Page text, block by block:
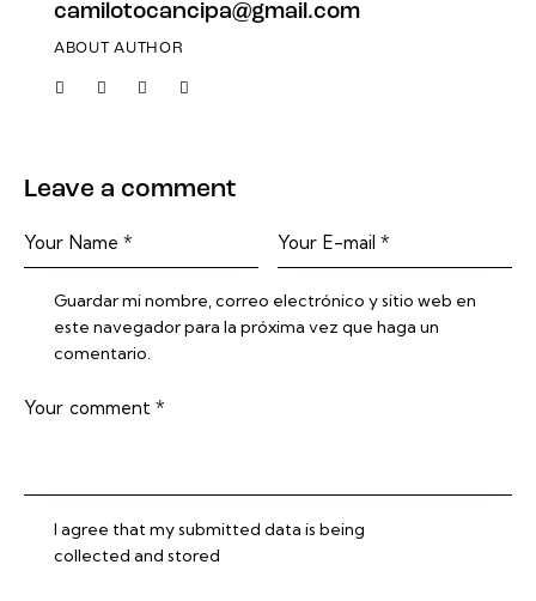
camilotocancipa@gmail.com
ABOUT AUTHOR
Leave a comment
Guardar mi nombre, correo electrónico y sitio web en
este navegador para la próxima vez que haga un
comentario.
I agree that my submitted data is being
collected and stored